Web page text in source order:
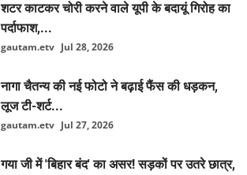
शटर काटकर चोरी करने वाले यूपी के बदायूं गिरोह का
पर्दाफाश,...
gautam.etv Jul 28, 2026
नागा चैतन्य की नई फोटो ने बढ़ाई फैंस की धड़कन,
लूज टी-शर्ट...
gautam.etv Jul 27, 2026
गया जी में 'बिहार बंद' का असर! सड़कों पर उतरे छात्र,